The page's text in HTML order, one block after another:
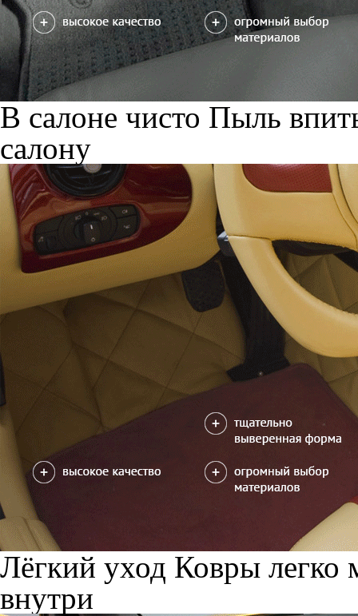
В салоне чисто Пыль
салону
Лёгкий уход Ковры легко
внутри